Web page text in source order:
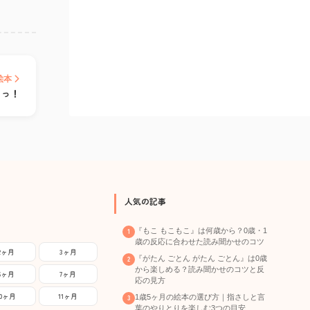
本
！
月 3ヶ月
月 7ヶ月
ヶ月 11ヶ月
人気の記事
『もこ もこもこ』は何歳から？0歳・1
歳の反応に合わせた読み聞かせのコツ
『がたん ごとん がたん ごとん』は0歳
から楽しめる？読み聞かせのコツと反
応の見方
1歳5ヶ月の絵本の選び方｜指さしと言
葉のやりとりを楽しむ3つの目安